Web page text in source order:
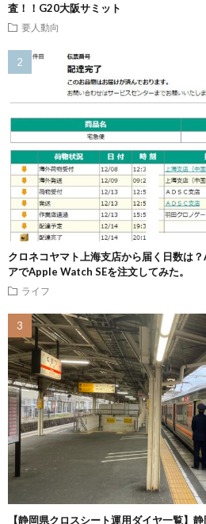
査！！G20大阪サミット
要人動向
クロネコヤマト上海支店から届く日数は
アでApple Watch SEを注文してみた。
ライフ
【静岡県クロスシート運用ダイヤ一覧】